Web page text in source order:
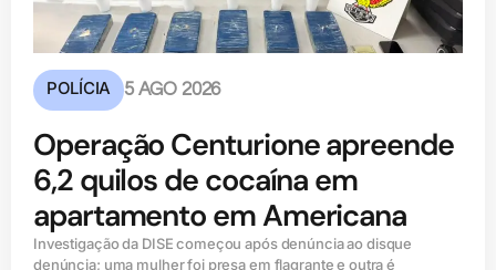
POLÍCIA 5 AGO 2026
Operação Centurione apreende
6,2 quilos de cocaína em
apartamento em Americana
Investigação da DISE começou após denúncia ao disque
denúncia; uma mulher foi presa em flagrante e outra é